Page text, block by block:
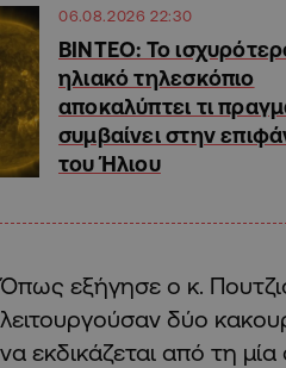
06.08.2026 22:30
ΒΙΝΤΕΟ: Το
ηλιακό τηλεσκόπιο
αποκαλύπτει τι
συμβαίνει στην
του Ήλιου
Όπως εξήγησε ο κ.
λειτουργούσαν δύο
να εκδικάζεται από τη